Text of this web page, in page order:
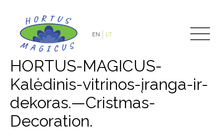
EN LT
HORTUS-MAGICUS-
Kalėdinis-vitrinos-įranga-ir-
dekoras.—Cristmas-
Decoration.